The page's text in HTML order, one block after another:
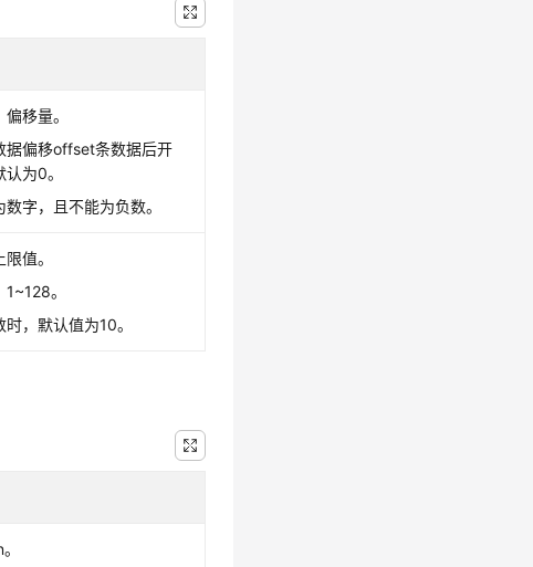
移量。
据偏移offset条数据后开
为0。
字，且不能为负数。
值。
。
，默认值为10。